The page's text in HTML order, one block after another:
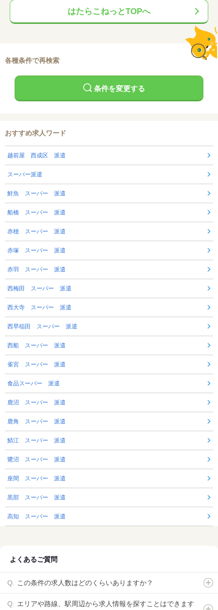
はたらこねっとTOPへ
各種条件で再検索
条件を変更する
おすすめ求人ワード
越前屋 西成区 派遣
スーパー派遣
鮮魚 スーパー 派遣
船橋 スーパー 派遣
赤穂 スーパー 派遣
赤塚 スーパー 派遣
赤羽 スーパー 派遣
西梅田 スーパー 派遣
西大寺 スーパー 派遣
西早稲田 スーパー 派遣
西船 スーパー 派遣
雀宮 スーパー 派遣
食品スーパー 派遣
鹿沼 スーパー 派遣
鹿角 スーパー 派遣
鯖江 スーパー 派遣
鷺沼 スーパー 派遣
座間 スーパー 派遣
黒部 スーパー 派遣
高知 スーパー 派遣
よくあるご質問
この条件の求人数はどのくらいありますか？
エリアや路線、駅周辺から求人情報を探すことはできます